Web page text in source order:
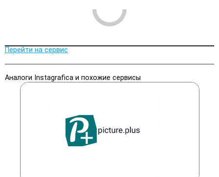
Перейти на сервис
Аналоги Instagrafica и похожие сервисы